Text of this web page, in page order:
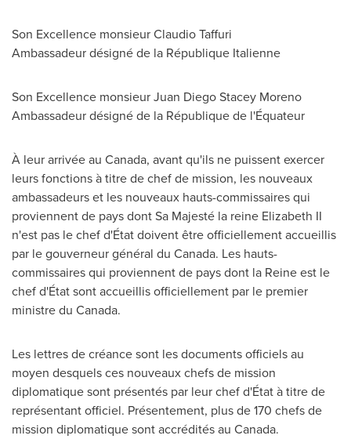
Son Excellence monsieurClaudio Taffuri
Ambassadeur désigné de la République Italienne
Son Excellence monsieur Juan Diego Stacey Moreno
Ambassadeur désigné de la République de l'Équateur
À leur arrivée au Canada, avant qu'ils ne puissent exercer
leurs fonctions à titre de chef de mission, les nouveaux
ambassadeurs et les nouveaux hauts-commissaires qui
proviennent de pays dont Sa Majesté la reine Elizabeth II
n'est pas le chef d'État doivent être officiellement accueillis
par le gouverneur général du Canada. Les hauts-
commissaires qui proviennent de pays dont la Reine est le
chef d'État sont accueillis officiellement par le premier
ministre du Canada.
Les lettres de créance sont les documents officiels au
moyen desquels ces nouveaux chefs de mission
diplomatique sont présentés par leur chef d'État à titre de
représentant officiel. Présentement, plus de 170 chefs de
mission diplomatique sont accrédités au Canada.